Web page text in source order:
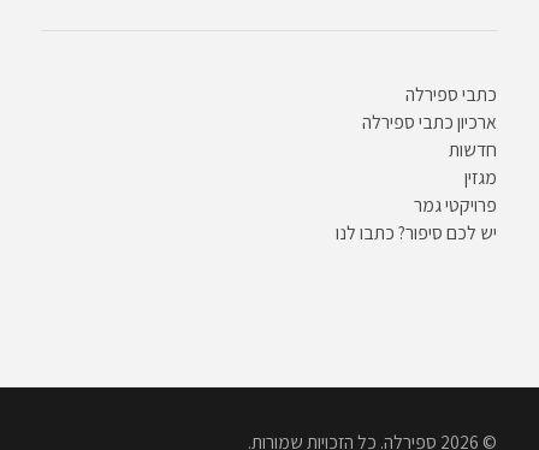
כתבי ספירלה
ארכיון כתבי ספירלה
חדשות
מגזין
פרויקטי גמר
יש לכם סיפור? כתבו לנו
© 2026 ספירלה. כל הזכויות שמורות.